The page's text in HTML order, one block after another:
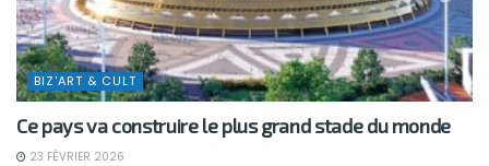
BIZ'ART & CULT
Ce pays va construire le plus grand stade du monde
23 FÉVRIER 2026